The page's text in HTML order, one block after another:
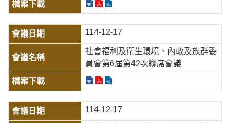
114-12-17
社會福利及衛生環境、內政及族群委
員會第6屆第42次聯席會議
114-12-17